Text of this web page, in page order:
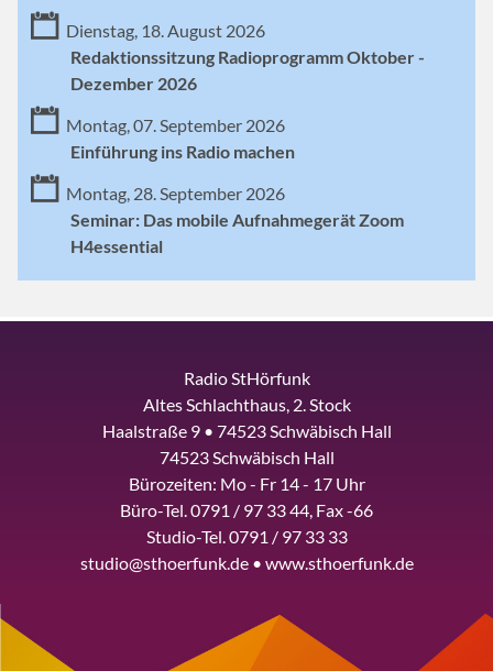
Dienstag, 18. August 2026
Redaktionssitzung Radioprogramm Oktober -
Dezember 2026
Montag, 07. September 2026
Einführung ins Radio machen
Montag, 28. September 2026
Seminar: Das mobile Aufnahmegerät Zoom
H4essential
Radio StHörfunk
Altes Schlachthaus, 2. Stock
Haalstraße 9 • 74523 Schwäbisch Hall
74523 Schwäbisch Hall
Bürozeiten: Mo - Fr 14 - 17 Uhr
Büro-Tel. 0791 / 97 33 44, Fax -66
Studio-Tel. 0791 / 97 33 33
studio@sthoerfunk.de • www.sthoerfunk.de